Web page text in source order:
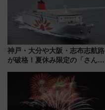
神戸・大分や大阪・志布志航路
が破格！夏休み限定の「さんふ
ート 夕朝食ビュッフェ付きで
快適な船旅はいかが？